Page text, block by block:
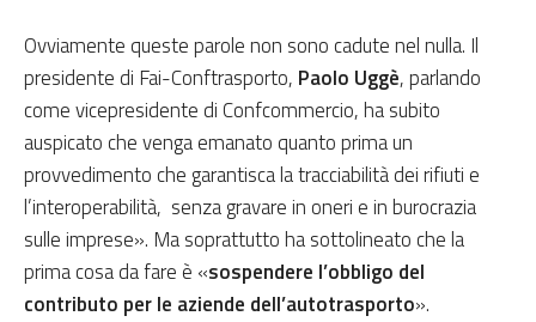
Ovviamente queste parole non sono cadute nel nulla. Il
presidente di Fai-Conftrasporto, Paolo Uggè, parlando
come vicepresidente di Confcommercio, ha subito
auspicato che venga emanato quanto prima un
provvedimento che garantisca la tracciabilità dei rifiuti e
l’interoperabilità, senza gravare in oneri e in burocrazia
sulle imprese». Ma soprattutto ha sottolineato che la
prima cosa da fare è «sospendere l’obbligo del
contributo per le aziende dell’autotrasporto».